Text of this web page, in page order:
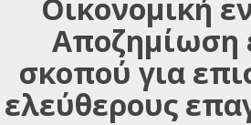
Οικονομική
Αποζημίωση
σκοπού για
ελεύθερους